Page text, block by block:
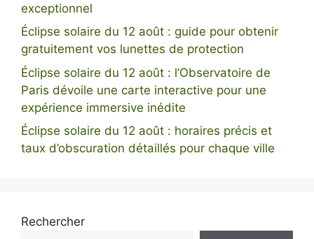
exceptionnel
Éclipse solaire du 12 août : guide pour obtenir
gratuitement vos lunettes de protection
Éclipse solaire du 12 août : l’Observatoire de
Paris dévoile une carte interactive pour une
expérience immersive inédite
Éclipse solaire du 12 août : horaires précis et
taux d’obscuration détaillés pour chaque ville
Rechercher